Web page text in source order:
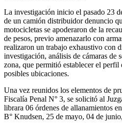
La investigación inicio el pasado 23
de un camión distribuidor denuncio
motocicletas se apoderaron de la
de pesos, previo amenazarlo con
realizaron un trabajo exhaustivo con
investigación, análisis de cámaras de
zona, que permitió establecer el perfil
posibles ubicaciones.
Una vez reunidos los elementos de
Fiscalía Penal N° 3, se solicitó al
librara 06 órdenes de allanamientos
B° Knudsen, 25 de mayo, 04 de